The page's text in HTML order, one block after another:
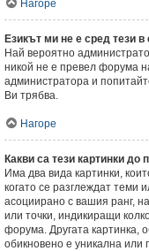
Нагоре
Езикът ми не е сред тези
Най вероятно
никой не е превел форума
администратора и
Ви трябва.
Нагоре
Какви са тези картинки до
Има два вида картинки,
когато се разглеждат
асоциирано с вашия ранг,
или точки, индикиращи
форума. Другата картинка,
обикновено е уникална или